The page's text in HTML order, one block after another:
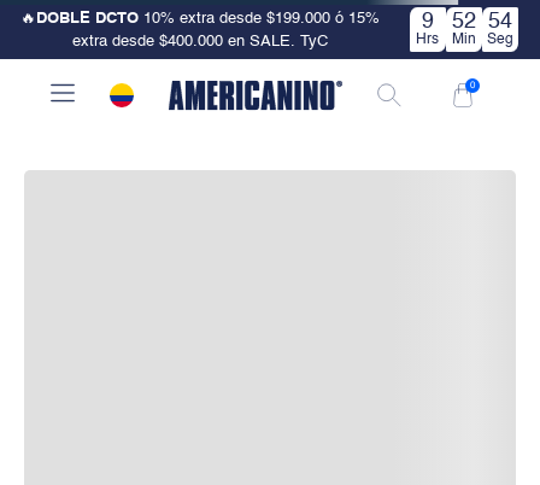
🔥 DOBLE DCTO 10% extra desde $199.000 ó 15%
extra desde $400.000 en SALE. TyC
9
Hrs
52
Min
53
Seg
0
-